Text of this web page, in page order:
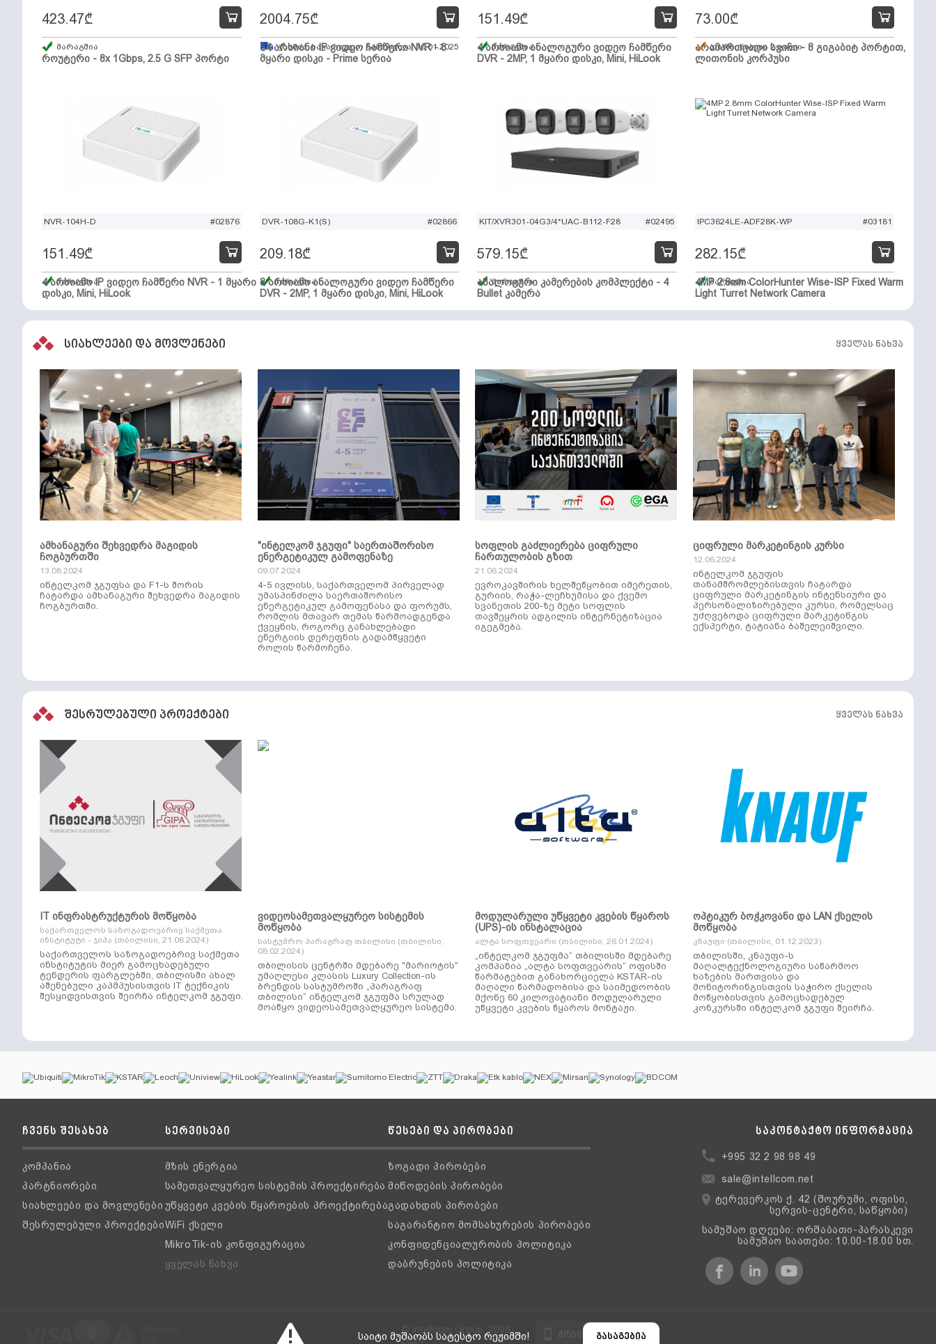
როუტერი - 8x 1Gbps, 2.5 G SFP პორტი
423.47₾
მარაგშია
64 არხიანი IP ვიდეო ჩამწერი NVR - 8
მყარი დისკი - Prime სერია
2004.75₾
გზაშია, სავარაუდო ჩამოსვლა: 10.01.2025
4 არხიანი ანალოგური ვიდეო ჩამწერი
DVR - 2MP, 1 მყარი დისკი, Mini, HiLook
151.49₾
მარაგშია
არამართვადი სვიჩი - 8 გიგაბიტ პორტით,
ლითონის კორპუსი
73.00₾
დარჩენილია 2 ცალი
NVR-104H-D #02876
4 არხიანი IP ვიდეო ჩამწერი NVR - 1 მყარი
დისკი, Mini, HiLook
151.49₾
მარაგშია
DVR-108G-K1(S) #02866
8 არხიანი ანალოგური ვიდეო ჩამწერი
DVR - 2MP, 1 მყარი დისკი, Mini, HiLook
209.18₾
მარაგშია
KIT/XVR301-04G3/4*UAC-B112-F28 #02495
ანალოგური კამერების კომპლექტი - 4
Bullet კამერა
579.15₾
მარაგშია
IPC3624LE-ADF28K-WP #03181
4MP 2.8mm ColorHunter Wise-ISP Fixed Warm
Light Turret Network Camera
282.15₾
მარაგშია
სიახლეები და მოვლენები ყველას ნახვა
ამხანაგური შეხვედრა მაგიდის
ჩოგბურთში
13.08.2024
ინტელკომ ჯგუფსა და F1-ს შორის
ჩატარდა ამხანაგური შეხვედრა მაგიდის
ჩოგბურთში.
"ინტელკომ ჯგუფი" საერთაშორისო
ენერგეტიკულ გამოფენაზე
09.07.2024
4-5 ივლისს, საქართველომ პირველად
უმასპინძილა საერთაშორისო
ენერგეტიკულ გამოფენასა და ფორუმს,
რომლის მთავარ თემას წარმოადგენდა
ქვეყნის, როგორც განახლებადი
ენერგიის დერეფნის გადამწყვეტი
როლის წარმოჩენა.
სოფლის გაძლიერება ციფრული
ჩართულობის გზით
21.06.2024
ევროკავშირის ხელშეწყობით იმერეთის,
გურიის, რაჭა-ლეჩხუმისა და ქვემო
სვანეთის 200-ზე მეტი სოფლის
თავშეყრის ადგილის ინტერნეტიზაცია
იგეგმება.
ციფრული მარკეტინგის კურსი
12.06.2024
ინტელკომ ჯგუფის
თანამშრომლებისთვის ჩატარდა
ციფრული მარკეტინგის ინტენსიური და
პერსონალიზირებული კურსი, რომელსაც
უძღვებოდა ციფრული მარკეტინგის
ექსპერტი, ტატიანა ბაშელეიშვილი.
შესრულებული პროექტები ყველას ნახვა
IT ინფრასტრუქტურის მოწყობა
საქართველოს საზოგადოებრივ საქმეთა
ინსტიტუტი - ჯიპა (თბილისი, 21.06.2024)
საქართველოს საზოგადოებრივ საქმეთა
ინსტიტუტის მიერ გამოცხადებული
ტენდერის ფარგლებში, თბილისში ახალ
აშენებული კაპმპუსისთვის IT ტექნიკის
შესყიდვისთვის შეირჩა ინტელკომ ჯგუფი.
ვიდეოსამეთვალყურეო სისტემის
მოწყობა
სასტუმრო პარაგრაფ თბილისი (თბილისი,
08.02.2024)
თბილისის ცენტრში მდებარე "მარიოტის"
უმაღლესი კლასის Luxury Collection-ის
ბრენდის სასტუმროში „პარაგრაფ
თბილისი“ ინტელკომ ჯგუფმა სრულად
მოაწყო ვიდეოსამეთვალყურეო სისტემა.
მოდულარული უწყვეტი კვების წყაროს
(UPS)-ის ინსტალაცია
ალტა სოფთვეარი (თბილისი, 26.01.2024)
„ინტელკომ ჯგუფმა“ თბილისში მდებარე
კომპანია „ალტა სოფთვეარის“ ოფისში
წარმატებით განახორციელა KSTAR-ის
მაღალი წარმადობისა და საიმედოობის
მქონე 60 კილოვატიანი მოდულარული
უწყვეტი კვების წყაროს მონტაჟი.
ოპტიკურ ბოჭკოვანი და LAN ქსელის
მოწყობა
კნაუფი (თბილისი, 01.12.2023)
თბილისში, კნაუფი-ს
მაღალტექნოლოგიური საწარმოო
ხაზების მართვისა და
მონიტორინგისთვის საჭირო ქსელის
მოწყობისთვის გამოცხადებულ
კონკურსში ინტელკომ ჯგუფი შეირჩა.
ჩვენს შესახებ
კომპანია
პარტნიორები
სიახლეები და მოვლენები
შესრულებული პროექტები
სერვისები
მზის ენერგია
სამეთვალყურეო სისტემის პროექტირება
უწყვეტი კვების წყაროების პროექტირება
WiFi ქსელი
MikroTik-ის კონფიგურაცია
ყველას ნახვა
წესები და პირობები
ზოგადი პირობები
მიწოდების პირობები
გადახდის პირობები
საგარანტიო მომსახურების პირობები
კონფიდენციალურობის პოლიტიკა
დაბრუნების პოლიტიკა
საკონტაქტო ინფორმაცია
+995 32 2 98 98 49
sale@intellcom.net
ტერევერკოს ქ. 42 (შოურუმი, ოფისი,
სერვის-ცენტრი, საწყობი)
სამუშაო დღეები: ორშაბათი-პარასკევი
სამუშაო საათები: 10.00-18.00 სთ.
2024
მობილური ვერსია
საიტი მუშაობს სატესტო რეჟიმში! გასაგებია